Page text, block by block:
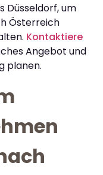
Düsseldorf, um
Österreich
Kontaktiere
Angebot und
planen.